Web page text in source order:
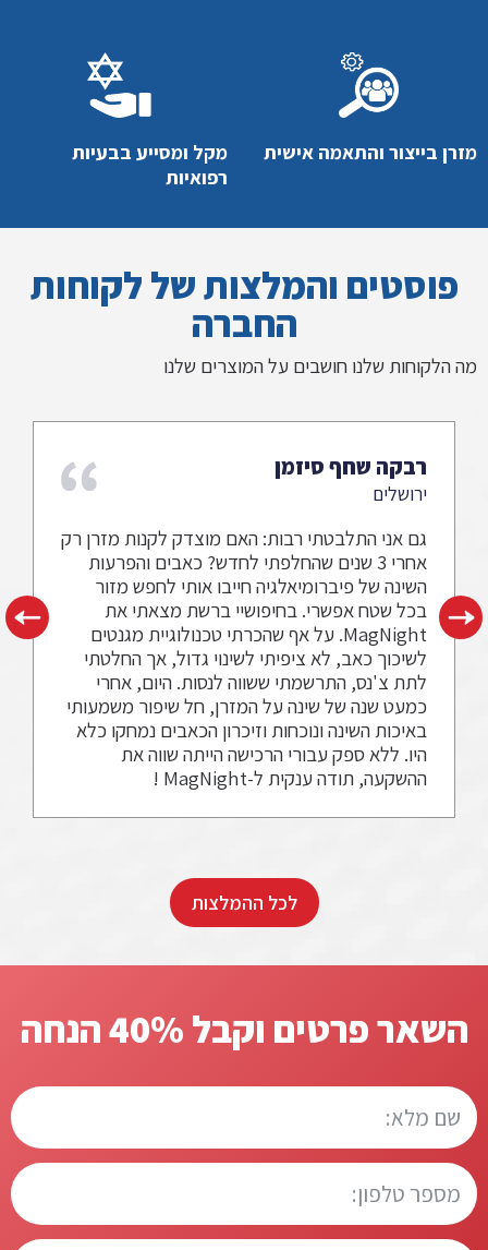
מזרן בייצור והתאמה אישית
מקל ומסייע בבעיות
רפואיות
פוסטים והמלצות של לקוחות
החברה
מה הלקוחות שלנו חושבים על המוצרים שלנו
רבקה שחף סיזמן
ירושלים
גם אני התלבטתי רבות: האם מוצדק לקנות מזרן רק
אחרי 3 שנים שהחלפתי לחדש? כאבים והפרעות
השינה של פיברומיאלגיה חייבו אותי לחפש מזור
בכל שטח אפשרי. בחיפושיי ברשת מצאתי את
MagNight. על אף שהכרתי טכנולוגיית מגנטים
לשיכוך כאב, לא ציפיתי לשינוי גדול, אך החלטתי
לתת צ'נס, התרשמתי ששווה לנסות. היום, אחרי
כמעט שנה של שינה על המזרן, חל שיפור משמעותי
באיכות השינה ונוכחות וזיכרון הכאבים נמחקו כלא
היו. ללא ספק עבורי הרכישה הייתה שווה את
ההשקעה, תודה ענקית ל-MagNight !
לכל ההמלצות
השאר פרטים וקבל 40% הנחה